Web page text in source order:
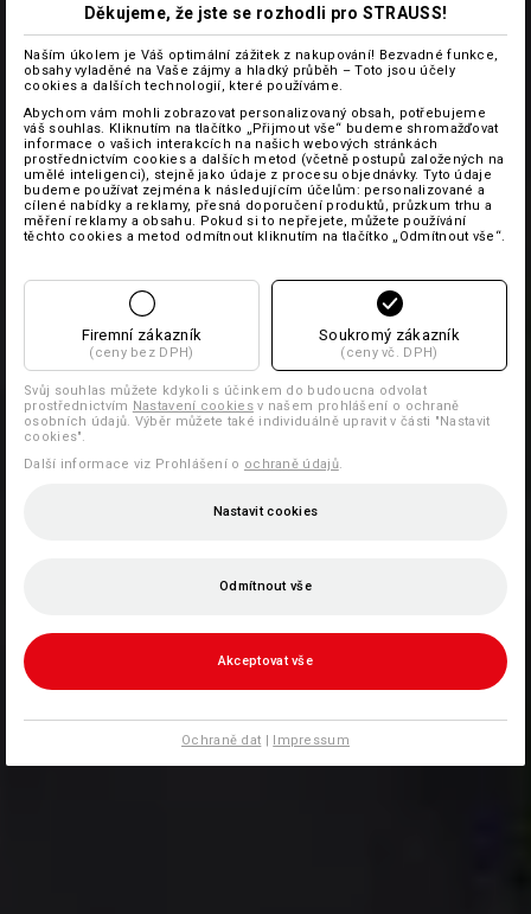
Děkujeme, že jste se rozhodli pro STRAUSS!
Naším úkolem je Váš optimální zážitek z nakupování! Bezvadné funkce,
obsahy vyladěné na Vaše zájmy a hladký průběh – Toto jsou účely
cookies a dalších technologií, které používáme.
Abychom vám mohli zobrazovat personalizovaný obsah, potřebujeme
váš souhlas. Kliknutím na tlačítko „Přijmout vše“ budeme shromažďovat
informace o vašich interakcích na našich webových stránkách
prostřednictvím cookies a dalších metod (včetně postupů založených na
umělé inteligenci), stejně jako údaje z procesu objednávky. Tyto údaje
budeme používat zejména k následujícím účelům: personalizované a
cílené nabídky a reklamy, přesná doporučení produktů, průzkum trhu a
měření reklamy a obsahu. Pokud si to nepřejete, můžete používání
těchto cookies a metod odmítnout kliknutím na tlačítko „Odmítnout vše“.
Firemní zákazník
(ceny bez DPH)
Soukromý zákazník
(ceny vč. DPH)
Svůj souhlas můžete kdykoli s účinkem do budoucna odvolat
prostřednictvím Nastavení cookiesv našem prohlášení o ochraně
osobních údajů. Výběr můžete také individuálně upravit v části "Nastavit
cookies".
Další informace viz Prohlášení o ochraně údajů.
Nastavit cookies
Odmítnout vše
Akceptovat vše
Ochraně dat | Impressum